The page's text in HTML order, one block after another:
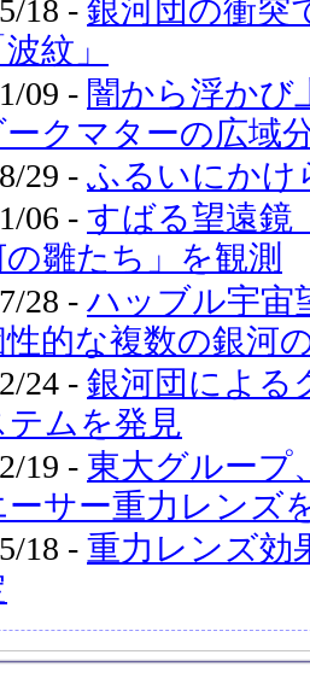
18 - 銀河団の衝突
紋」
09 - 闇から浮かび
クマターの広域
29 - ふるいにかけ
06 - すばる望遠鏡
雛たち」を観測
28 - ハッブル宇宙
的な複数の銀河
24 - 銀河団による
テムを発見
19 - 東大グループ
ーサー重力レンズ
18 - 重力レンズ効